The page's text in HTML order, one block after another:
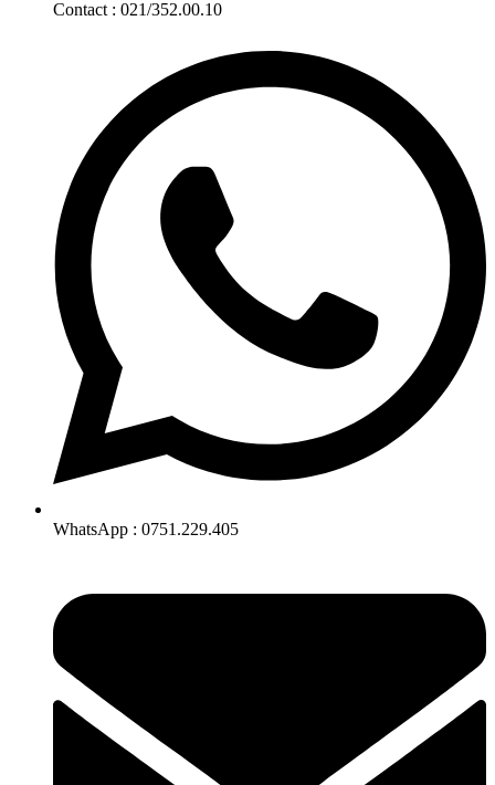
Contact : 021/352.00.10
WhatsApp : 0751.229.405